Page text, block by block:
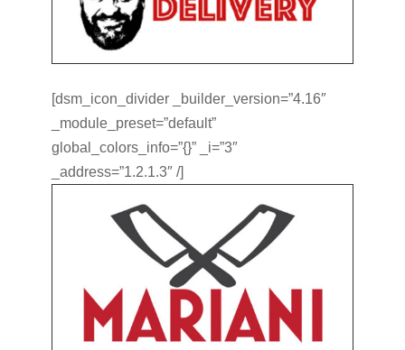
[dsm_icon_divider _builder_version=”4.16″
_module_preset=”default”
global_colors_info=”{}” _i=”3″
_address=”1.2.1.3″ /]